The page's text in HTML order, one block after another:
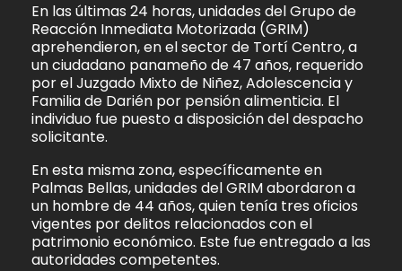
En las últimas 24 horas, unidades del Grupo de
Reacción Inmediata Motorizada (GRIM)
aprehendieron, en el sector de Tortí Centro, a
un ciudadano panameño de 47 años, requerido
por el Juzgado Mixto de Niñez, Adolescencia y
Familia de Darién por pensión alimenticia. El
individuo fue puesto a disposición del despacho
solicitante.
En esta misma zona, específicamente en
Palmas Bellas, unidades del GRIM abordaron a
un hombre de 44 años, quien tenía tres oficios
vigentes por delitos relacionados con el
patrimonio económico. Este fue entregado a las
autoridades competentes.